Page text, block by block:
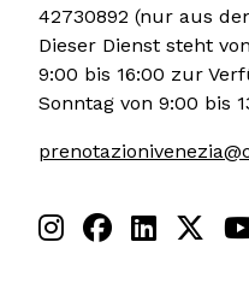
42730892 (nur aus
Dieser Dienst steht
9:00 bis 16:00 zur
Sonntag von 9:00 bis